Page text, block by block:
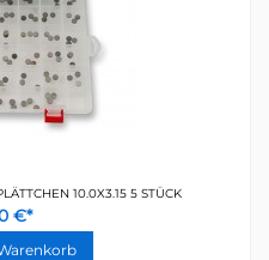
10.0X3.15 5 STÜCK
€*